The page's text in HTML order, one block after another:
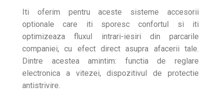
Iti oferim pentru aceste sisteme accesorii
optionale care iti sporesc confortul si iti
optimizeaza fluxul intrari-iesiri din parcarile
companiei, cu efect direct asupra afacerii tale.
Dintre acestea amintim: functia de reglare
electronica a vitezei, dispozitivul de protectie
antistrivire.